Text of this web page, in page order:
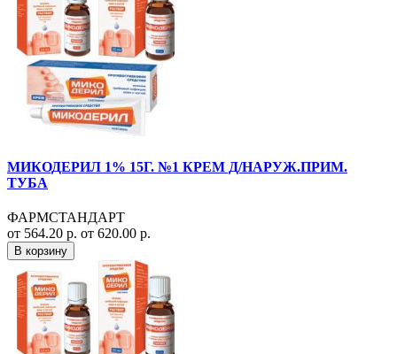
МИКОДЕРИЛ 1% 15Г. №1 КРЕМ Д/НАРУЖ.ПРИМ.
ТУБА
ФАРМСТАНДАРТ
от 564.20 р. от 620.00 р.
В корзину